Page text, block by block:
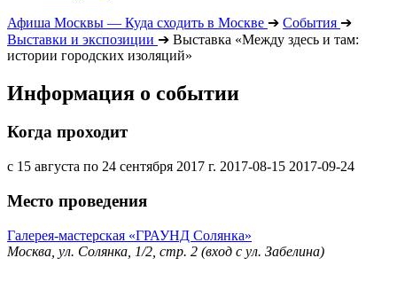
Афиша Москвы — Куда сходить в Москве ➔ События ➔
Выставки и экспозиции ➔ Выставка «Между здесь и там:
истории городских изоляций»
Информация о событии
Когда проходит
с 15 августа по 24 сентября 2017 г. 2017-08-15 2017-09-24
Место проведения
Галерея-мастерская «ГРАУНД Солянка»
Москва, ул. Солянка, 1/2, стр. 2 (вход с ул. Забелина)